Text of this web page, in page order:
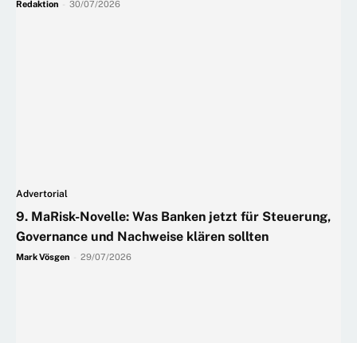
Redaktion 30/07/2026
Advertorial
9. MaRisk-Novelle: Was Banken jetzt für Steuerung,
Governance und Nachweise klären sollten
Mark Vösgen 29/07/2026